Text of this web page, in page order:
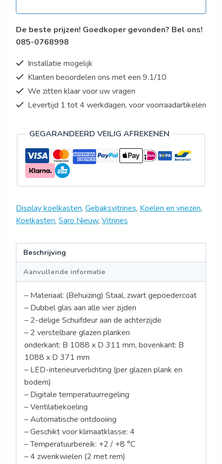
De beste prijzen! Goedkoper gevonden? Bel ons!
085-0768998
Installatie mogelijk
Klanten beoordelen ons met een 9.1/10
We zitten klaar voor uw vragen
Levertijd 1 tot 4 werkdagen, voor voorraadartikelen
GEGARANDEERD VEILIG AFREKENEN
Display koelkasten, Gebaksvitrines, Koelen en vriezen,
Koelkasten, Saro Nieuw, Vitrines
Beschrijving
Aanvullende informatie
– Materiaal: (Behuizing) Staal, zwart gepoedercoat
– Dubbel glas aan alle vier zijden
– 2-delige Schuifdeur aan de achterzijde
– 2 verstelbare glazen planken
onderkant: B 1088 x D 311 mm, bovenkant: B
1088 x D 371 mm
– LED-interieurverlichting (per glazen plank en
bodem)
– Digitale temperatuurregeling
– Ventilatiekoeling
– Automatische ontdooiing
– Geschikt voor klimaatklasse: 4
– Temperatuurbereik: +2 / +8 °C
– 4 zwenkwielen (2 met rem)